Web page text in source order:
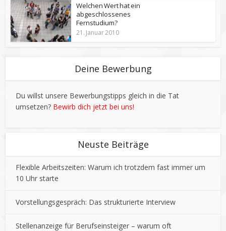
Welchen Wert hat ein
abgeschlossenes
Fernstudium?
21. Januar 2010
Deine Bewerbung
Du willst unsere Bewerbungstipps gleich in die Tat
umsetzen? Bewirb dich jetzt bei uns!
Neuste Beiträge
Flexible Arbeitszeiten: Warum ich trotzdem fast immer um
10 Uhr starte
Vorstellungsgespräch: Das strukturierte Interview
Stellenanzeige für Berufseinsteiger – warum oft